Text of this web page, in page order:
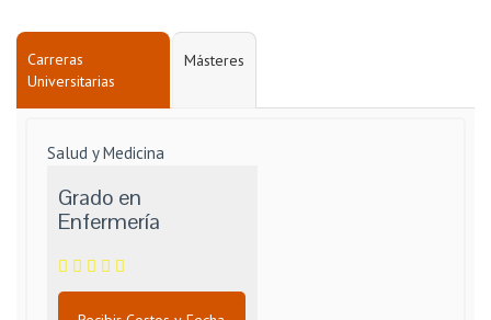
Carreras
Universitarias
Másteres
Salud y Medicina
Grado en
Enfermería